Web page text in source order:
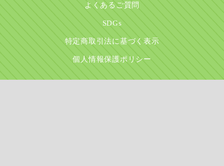
よくあるご質問
SDGs
特定商取引法に基づく表示
個人情報保護ポリシー